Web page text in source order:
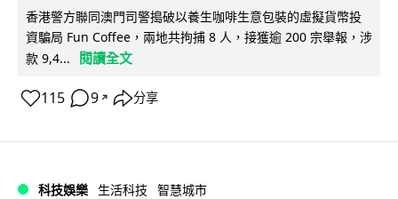
香港警方聯同澳門司警搗破以養生咖啡生意包裝的虛擬貨幣投
資騙局 Fun Coffee，兩地共拘捕 8 人，接獲逾 200 宗舉報，涉
款 9,4...
閱讀全文
115 9 ↗ 分享
科技娛樂 生活科技 智慧城市